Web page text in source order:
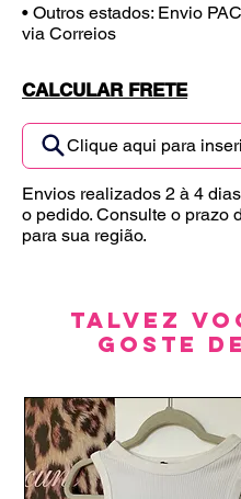
• Outros estados: Envio
via Correios
CALCULAR FRETE
Clique aqui para
Envios realizados 2 à 4
o pedido. Consulte o prazo
para sua região.
Talvez
goste de